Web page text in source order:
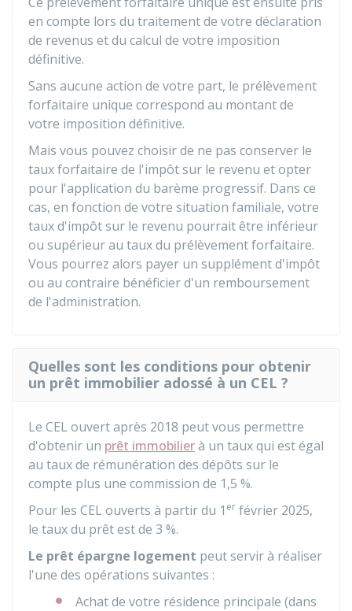
en compte lors du traitement de votre déclaration
de revenus et du calcul de votre imposition
définitive.
Sans aucune action de votre part, le prélèvement
forfaitaire unique correspond au montant de
votre imposition définitive.
Mais vous pouvez choisir de ne pas conserver le
taux forfaitaire de l'impôt sur le revenu et opter
pour l'application du barème progressif. Dans ce
cas, en fonction de votre situation familiale, votre
taux d'impôt sur le revenu pourrait être inférieur
ou supérieur au taux du prélèvement forfaitaire.
Vous pourrez alors payer un supplément d'impôt
ou au contraire bénéficier d'un remboursement
de l'administration.
Quelles sont les conditions pour obtenir
un prêt immobilier adossé à un CEL ?
Le CEL ouvert après 2018 peut vous permettre
d'obtenir un prêt immobilierà un taux qui est égal
au taux de rémunération des dépôts sur le
compte plus une commission de 1,5 %.
Pour les CEL ouverts à partir du 1 er février 2025,
le taux du prêt est de 3 %.
Le prêt épargne logement peut servir à réaliser
l'une des opérations suivantes :
Achat de votre résidence principale (dans